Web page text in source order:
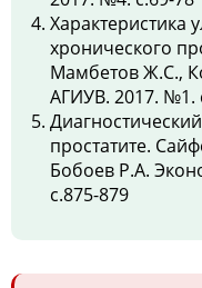
Характеристика
хронического
Мамбетов Ж.С.,
АГИУВ. 2017. №1.
простатите.
Бобоев Р.А.
с.875-879